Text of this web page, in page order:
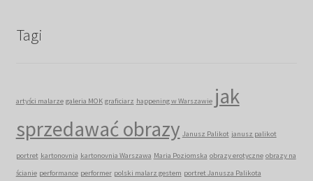
Tagi
artyści malarze galeria MOK graficiarz happening w Warszawie jak
sprzedawać obrazy Janusz Palikot janusz palikot
portret kartonovnia kartonovnia Warszawa Maria Poziomska obrazy erotyczne obrazy na
ścianie performance performer polski malarz gestem portret Janusza Palikota